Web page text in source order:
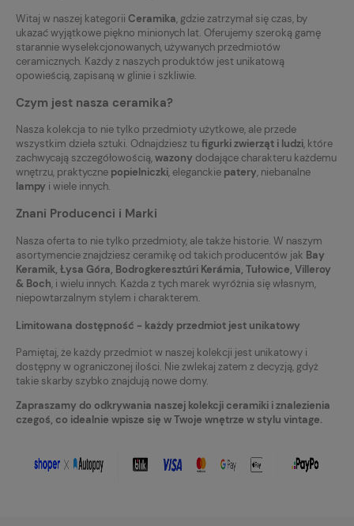
Witaj w naszej kategorii Ceramika, gdzie zatrzymał się czas, by
ukazać wyjątkowe piękno minionych lat. Oferujemy szeroką gamę
starannie wyselekcjonowanych, używanych przedmiotów
ceramicznych. Każdy z naszych produktów jest unikatową
opowieścią, zapisaną w glinie i szkliwie.
Czym jest nasza ceramika?
Nasza kolekcja to nie tylko przedmioty użytkowe, ale przede
wszystkim dzieła sztuki. Odnajdziesz tufigurki zwierząt i ludzi, które
zachwycają szczegółowością,wazony dodające charakteru każdemu
wnętrzu, praktyczne popielniczki, eleganckie patery, niebanalne
lampy i wiele innych.
Znani Producenci i Marki
Nasza oferta to nie tylko przedmioty, ale także historie. W naszym
asortymencie znajdziesz ceramikę od takich producentów jak Bay
Keramik, Łysa Góra, Bodrogkeresztúri Kerámia, Tułowice, Villeroy
& Boch, i wielu innych. Każda z tych marek wyróżnia się własnym,
niepowtarzalnym stylem i charakterem.
Limitowana dostępność - każdy przedmiot jest unikatowy
Pamiętaj, że każdy przedmiot w naszej kolekcji jest unikatowy i
dostępny w ograniczonej ilości. Nie zwlekaj zatem z decyzją, gdyż
takie skarby szybko znajdują nowe domy.
Zapraszamy do odkrywania naszej kolekcji ceramiki i znalezienia
czegoś, co idealnie wpisze się w Twoje wnętrze w stylu vintage.